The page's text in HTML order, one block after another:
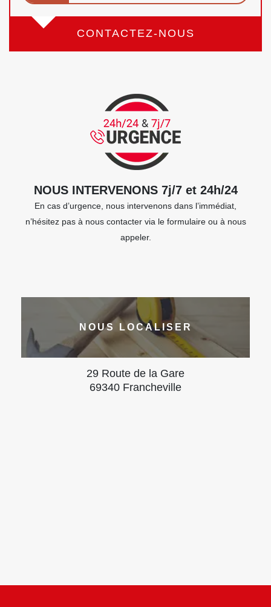
CONTACTEZ-NOUS
NOUS INTERVENONS 7j/7 et 24h/24
En cas d’urgence, nous intervenons dans l’immédiat,
n’hésitez pas à nous contacter via le formulaire ou à nous
appeler.
NOUS LOCALISER
29 Route de la Gare
69340 Francheville